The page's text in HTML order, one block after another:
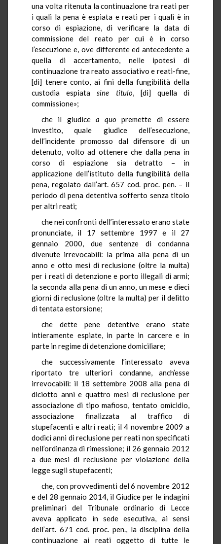
una volta ritenuta la continuazione tra reati per
i quali la pena è espiata e reati per i quali è in
corso di espiazione, di verificare la data di
commissione del reato per cui è in corso
l’esecuzione e, ove differente ed antecedente a
quella di accertamento, nelle ipotesi di
continuazione tra reato associativo e reati-fine,
[di] tenere conto, ai fini della fungibilità della
custodia espiatasine titulo, [di] quella di
commissione»;
che il giudice a quo premette di essere
investito, quale giudice dell’esecuzione,
dell’incidente promosso dal difensore di un
detenuto, volto ad ottenere che dalla pena in
corso di espiazione sia detratto – in
applicazione dell’istituto della fungibilità della
pena, regolato dall’art. 657 cod. proc. pen. – il
periodo di pena detentiva sofferto senza titolo
per altri reati;
che nei confronti dell’interessato erano state
pronunciate, il 17 settembre 1997 e il 27
gennaio 2000, due sentenze di condanna
divenute irrevocabili: la prima alla pena di un
anno e otto mesi di reclusione (oltre la multa)
per i reati di detenzione e porto illegali di armi;
la seconda alla pena di un anno, un mese e dieci
giorni di reclusione (oltre la multa) per il delitto
di tentata estorsione;
che dette pene detentive erano state
intieramente espiate, in parte in carcere e in
parte in regime di detenzione domiciliare;
che successivamente l’interessato aveva
riportato tre ulteriori condanne, anch’esse
irrevocabili: il 18 settembre 2008 alla pena di
diciotto anni e quattro mesi di reclusione per
associazione di tipo mafioso, tentato omicidio,
associazione finalizzata al traffico di
stupefacenti e altri reati; il 4 novembre 2009 a
dodici anni di reclusione per reati non specificati
nell’ordinanza di rimessione; il 26 gennaio 2012
a due mesi di reclusione per violazione della
legge sugli stupefacenti;
che, con provvedimenti del 6 novembre 2012
e del 28 gennaio 2014, il Giudice per le indagini
preliminari del Tribunale ordinario di Lecce
aveva applicato in sede esecutiva, ai sensi
dell’art. 671 cod. proc. pen., la disciplina della
continuazione ai reati oggetto di tutte le